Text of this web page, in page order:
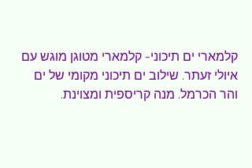
קלמארי ים תיכוני- קלמארי מטוגן מוגש עם
איולי זעתר. שילוב ים תיכוני מקומי של ים
והר הכרמל. מנה קריספית ומצוינת.